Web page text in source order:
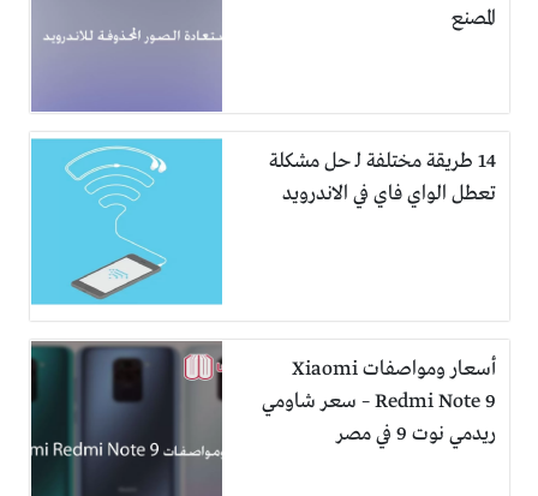
المصنع
14 طريقة مختلفة لـ حل مشكلة
تعطل الواي فاي في الاندرويد
أسعار ومواصفات Xiaomi
Redmi Note 9 – سعر شاومي
ريدمي نوت 9 في مصر